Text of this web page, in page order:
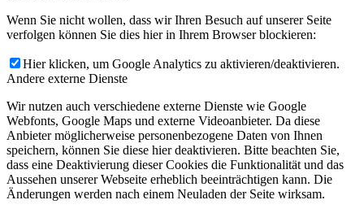
Wenn Sie nicht wollen, dass wir Ihren Besuch auf unserer Seite
verfolgen können Sie dies hier in Ihrem Browser blockieren:
Hier klicken, um Google Analytics zu aktivieren/deaktivieren.
Andere externe Dienste
Wir nutzen auch verschiedene externe Dienste wie Google
Webfonts, Google Maps und externe Videoanbieter. Da diese
Anbieter möglicherweise personenbezogene Daten von Ihnen
speichern, können Sie diese hier deaktivieren. Bitte beachten Sie,
dass eine Deaktivierung dieser Cookies die Funktionalität und das
Aussehen unserer Webseite erheblich beeinträchtigen kann. Die
Änderungen werden nach einem Neuladen der Seite wirksam.